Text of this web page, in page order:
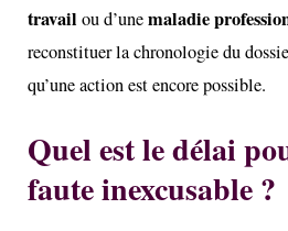
travail ou d’unemaladie
reconstituer la chronologie du
qu’une action est encore possible.
Quel est le délai
faute inexcusable ?